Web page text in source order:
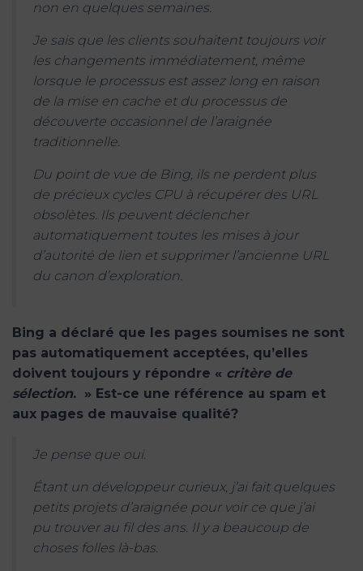
non en quelques semaines.
Je sais que les clients souhaitent toujours voir
les changements immédiatement, même
lorsque le processus est assez long en raison
de la mise en cache et du processus de
découverte occasionnel de l’araignée
traditionnelle.
Du point de vue de Bing, ils ne perdent plus
de précieux cycles CPU à récupérer des URL
obsolètes. Ils peuvent déclencher
automatiquement toutes les mises à jour
d’autorité de lien et supprimer l’ancienne URL
du canon d’exploration.
Bing a déclaré que les pages soumises ne sont
pas automatiquement acceptées, qu’elles
doivent toujours y répondre « critère de
sélection. » Est-ce une référence au spam et
aux pages de mauvaise qualité?
Je pense que oui.
Étant un développeur curieux, j’ai fait quelques
petits projets d’araignée pour voir ce que j’ai
pu trouver au fil des ans. Il y a beaucoup de
choses folles là-bas.